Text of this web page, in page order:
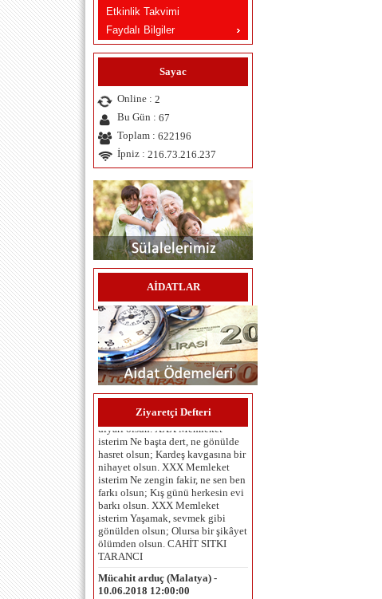
Etkinlik Takvimi
Faydalı Bilgiler
Sayac
Online : 2
Bu Gün : 67
Toplam : 622196
İpniz : 216.73.216.237
AİDATLAR
Ziyaretçi Defteri
Umut Çaykara (İzmir ) -
06.06.2025 12:00:00
MEMLEKET İSTERİM Memleket
isterim Gök mavi, dal yeşil, tarla
sarı olsun; Kuşların çiçeklerin
diyarı olsun. XXX Memleket
isterim Ne başta dert, ne gönülde
hasret olsun; Kardeş kavgasına bir
nihayet olsun. XXX Memleket
isterim Ne zengin fakir, ne sen ben
farkı olsun; Kış günü herkesin evi
barkı olsun. XXX Memleket
isterim Yaşamak, sevmek gibi
gönülden olsun; Olursa bir şikâyet
ölümden olsun. CAHİT SITKI
TARANCI
Mücahit arduç (Malatya) -
10.06.2018 12:00:00
Herkese merhaba... köyümüzün